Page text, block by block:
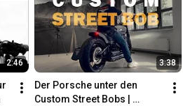
2:46 3:38
Der Porsche unter den
Custom Street Bobs |